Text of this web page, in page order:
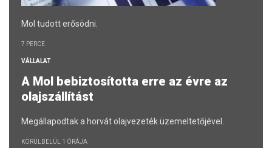
Mol tudott erősödni.
7 PERCE
VÁLLALAT
A Mol bebiztosította erre az évre az
olajszállítást
Megállapodtak a horvát olajvezeték üzemeltetőjével.
KÖRÜLBELÜL 1 ÓRÁJA